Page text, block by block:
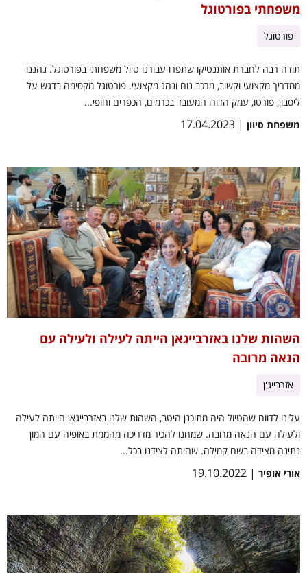
משפחתי בפורטוגל
פורטוגל
תודה רבה לחברת אותנטיקו שתפרו עבורנו טיול משפחתי בפורטוגל. נהננו
ממדריך מקצועי וקשוב, מרכב נוח ונהג מקצועי. פורטוגל מקסימה בדגש על
ליסבון, פורטו, עמק הדורו המעובד בכרמים, הכפרים וחופי...
משפחת סיוון | 17.04.2023
השהות שלנו באזרבייגאן הייתה לעילה ולעילה עם
הנאה מרובה
אזרבייג'ן
עלינו לדווח שהטיול היה מתוכנן היטב, השהות שלנו באזרבייגאן הייתה לעילה
ולעילה עם הנאה מרובה. שמחנו להכיר מדריכה מהממת באופיה עם המון
נתינה מצידה בשם קמילה. שהיתה לצידנו בכל...
אורי אופיר | 19.10.2022